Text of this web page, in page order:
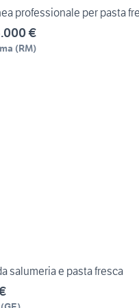
professionale per pasta
€
(RM)
salumeria e pasta fresca